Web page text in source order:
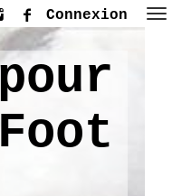
Connexion